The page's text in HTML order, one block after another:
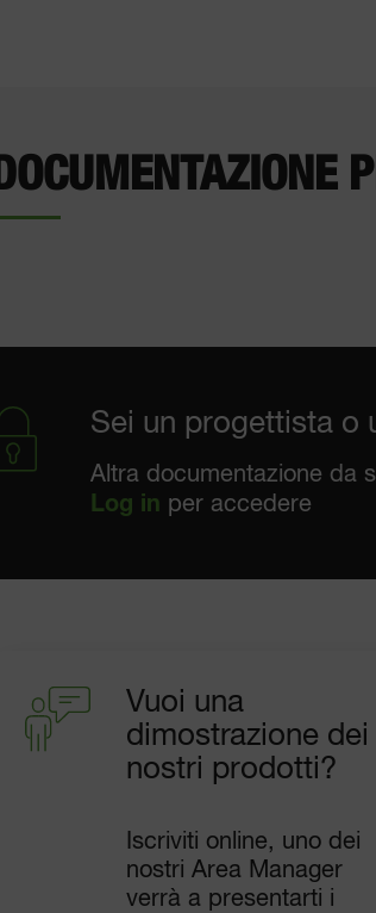
DOCUMENTAZIONE
Sei un progettista o
Altra documentazione da
Log in per accedere
Vuoi una
dimostrazione dei
nostri prodotti?
Iscriviti online, uno dei
nostri Area Manager
verrà a presentarti i